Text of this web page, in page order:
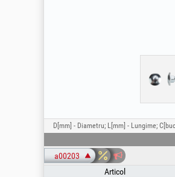
D[mm] - Diametru; L[mm] - Lungime;
a00203
Articol